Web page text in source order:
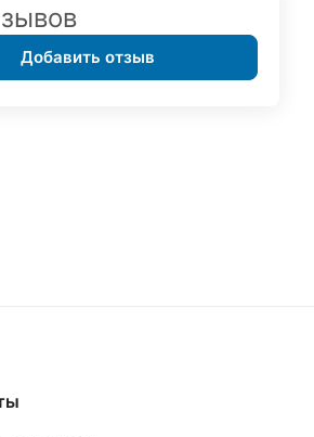
Добавить отзыв